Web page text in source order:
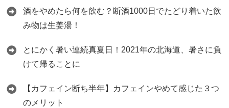
酒をやめたら何を飲む？断酒1000日でたどり着いた飲
み物は生姜湯！
とにかく暑い連続真夏日！2021年の北海道、暑さに負
けて帰ることに
【カフェイン断ち半年】カフェインやめて感じた３つ
のメリット